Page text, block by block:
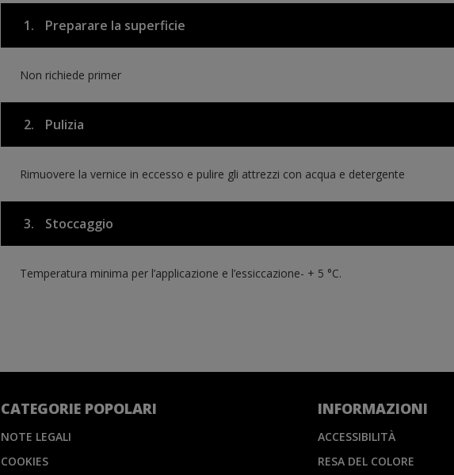
1. Preparare la superficie
Non richiede primer
2. Pulizia
Rimuovere la vernice in eccesso e pulire gli attrezzi con acqua e detergente
3. Stoccaggio
Temperatura minima per l’applicazione e l’essiccazione- + 5 °C.
CATEGORIE POPOLARI
NOTE LEGALI
COOKIES
INFORMAZIONI
ACCESSIBILITÀ
RESA DEL COLORE